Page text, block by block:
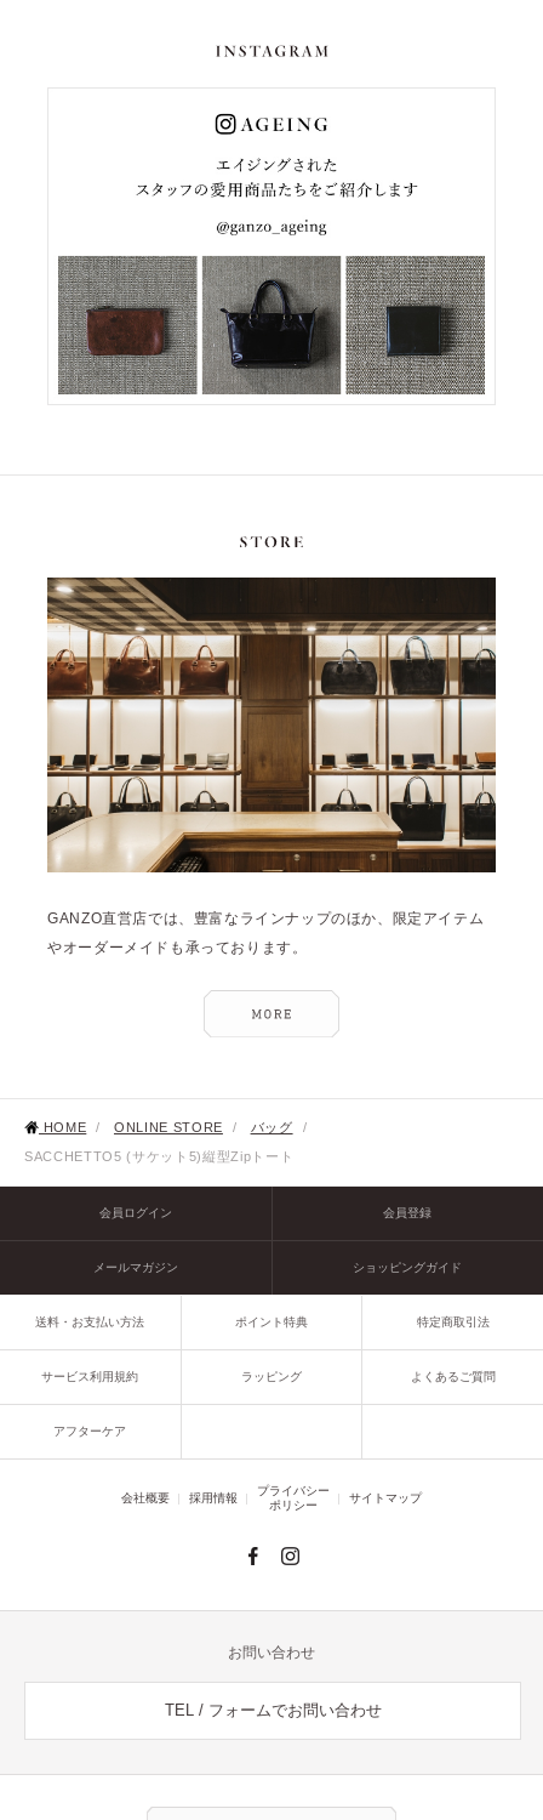
GANZO直営店では、豊富なラインナップのほか、限定アイテム
やオーダーメイドも承っております。
HOME / ONLINE STORE / バッグ
/
SACCHETTO5 (サケット5)縦型Zipトート
会員ログイン 会員登録
メールマガジン ショッピングガイド
送料・お支払い方法 ポイント特典 特定商取引法
サービス利用規約 ラッピング よくあるご質問
アフターケア
会社概要 採用情報
プライバシー
ポリシー
サイトマップ
お問い合わせ
TEL / フォームでお問い合わせ